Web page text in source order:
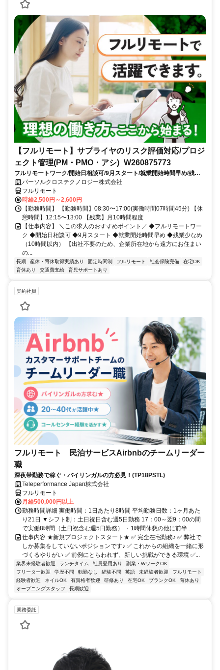
【フルリモート】サプライヤのリスク評価対応/プロジ
ェクト管理(PM・PMO・アシ)_W260875773
フルリモートワーク/開始日相談可/9月スタート/就業開始時間早め/残業
少なめ（10時間以内）
パーソルクロステクノロジー株式会社
フルリモート
時給2,500円～2,600円
【勤務時間】 【勤務時間】08:30〜17:00(実働時間07時間45分) 【休
憩時間】12:15〜13:00 【残業】月10時間程度
【仕事内容】 ＼この求人のおすすめポイント／ ◆フルリモートワー
ク ◆開始日相談可 ◆9月スタート ◆就業開始時間早め ◆残業少なめ
（10時間以内） 【出社不要のため、企業所在地から遠方にお住まい
の...
長期 産休・育休取得実績あり 固定時間制 フルリモート 社会保険完備
在宅OK
育休あり
交通費支給 育児サポートあり
契約社員
フルリモート 民泊サービスAirbnbのチームリーダー
職
深夜帯勤務で稼ぐ・バイリンガルの方必見！(TP18PSTL)
Teleperformance Japan株式会社
フルリモート
月給500,000円以上
勤務時間詳細 実働時間：1日あたり8時間 平均勤務日数：1ヶ月あた
り21日 ▼シフト制：土日祝日含む週5日勤務 17：00～翌9：00の間
で実働8時間（土日祝含む週5日勤務） ・1時間休憩の他に前半...
仕事内容 ★新規プロジェクトスタート★ ✅ 完全在宅勤務♪ ✅ 弊社で
しか募集をしていないポジションです♪ ✅ これからの組織を一緒に形
づくるやりがい ✅ 前例にとらわれず、新しい挑戦ができる環境 ✅...
業界未経験者歓迎 ランチタイム 社員登用あり
副業・WワークOK
フリーター歓迎
学歴不問 転勤なし 経験不問 英語 未経験者歓迎
フルリモート
経験者歓迎
ネイルOK 有資格者歓迎 研修あり 在宅OK ブランクOK
育休あり
オープニングスタッフ
長期歓迎
業務委託